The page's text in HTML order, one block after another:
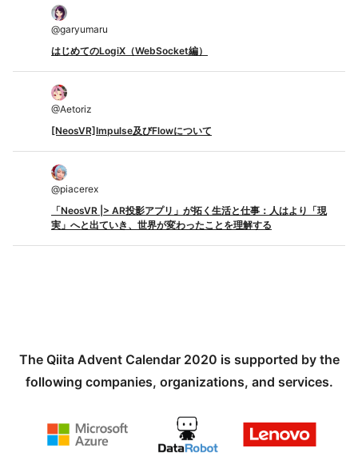
@garyumaru
はじめてのLogiX（WebSocket編）
@Aetoriz
[NeosVR]Impulse及びFlowについて
@piacerex
「NeosVR |> AR投影アプリ」が拓く生活と仕事：人はより「現
実」へと出ていき、世界が変わったことを理解する
The Qiita Advent Calendar 2020 is supported by the
following companies, organizations, and services.